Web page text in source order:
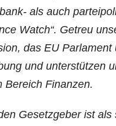
als auch
Watch“. Getreu
das EU
und unter­stüt­zen
Bereich Finanzen.
Gesetz­ge­ber ist